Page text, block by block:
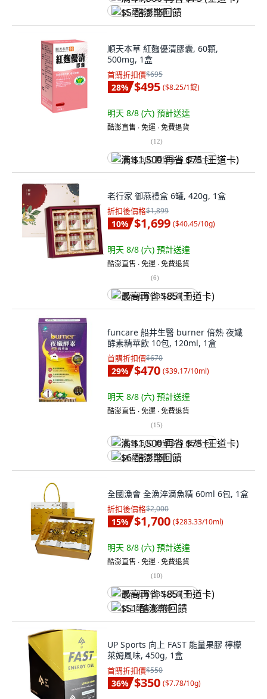
$5 酷澎幣回饋
順天本草 紅麴優清膠囊, 60顆,
500mg, 1盒
首購折扣價$695
28% $495 ($8.25/1錠)
明天 8/8 (六) 預計送達
酷澎直售 ∙ 免運 ∙ 免費退貨
(12)
满 $1,500 再省 $75 (王道卡)
老行家 御燕禮盒 6罐, 420g, 1盒
折扣後價格$1,899
10% $1,699 ($40.45/10g)
明天 8/8 (六) 預計送達
酷澎直售 ∙ 免運 ∙ 免費退貨
(6)
最高再省 $85 (王道卡)
funcare 船井生醫 burner 倍熱 夜孅
酵素精華飲 10包, 120ml, 1盒
首購折扣價$670
29% $470 ($39.17/10ml)
明天 8/8 (六) 預計送達
酷澎直售 ∙ 免運 ∙ 免費退貨
(15)
满 $1,500 再省 $75 (王道卡)
$6 酷澎幣回饋
全國漁會 全漁淬滴魚精 60ml 6包, 1盒
折扣後價格$2,000
15% $1,700 ($283.33/10ml)
明天 8/8 (六) 預計送達
酷澎直售 ∙ 免運 ∙ 免費退貨
(10)
最高再省 $85 (王道卡)
$51 酷澎幣回饋
UP Sports 向上 FAST 能量果膠 檸檬
萊姆風味, 450g, 1盒
首購折扣價$550
36% $350 ($7.78/10g)